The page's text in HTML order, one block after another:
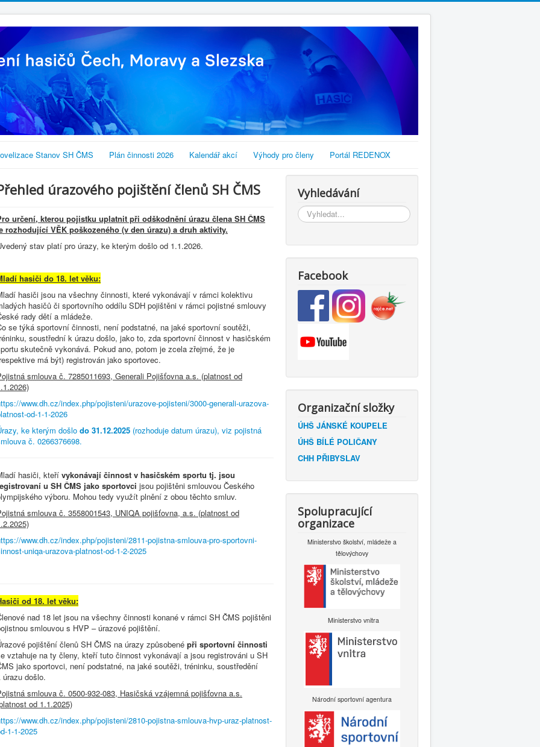
Stanov SH ČMS Plán činnosti 2026 Kalendář akcí Výhody pro členy Portál REDENOX
úrazového pojištění členů SH ČMS
určení, kterou pojistku uplatnit při odškodnění úrazu člena SH ČMS
rozhodující VĚK poškozeného (v den úrazu) a druh aktivity.
stav platí pro úrazy, ke kterým došlo od 1.1.2026.
hasiči do 18. let věku:
hasiči jsou na všechny činnosti, které vykonávají v rámci kolektivu
hasičů či sportovního oddílu SDH pojištěni v rámci pojistné smlouvy
rady dětí a mládeže.
se týká sportovní činnosti, není podstatné, na jaké sportovní soutěži,
soustřední k úrazu došlo, jako to, zda sportovní činnost v hasičském
skutečně vykonává. Pokud ano, potom je zcela zřejmé, že je
má být) registrován jako sportovec.
smlouva č. 7285011693, Generali Pojišťovna a.s. (platnost od
www.dh.cz/index.php/pojisteni/urazove-pojisteni/3000-generali-urazova-
od-1-1-2026
ke kterým došlo do 31.12.2025 (rozhoduje datum úrazu), viz pojistná
č. 0266376698.
hasiči, kteří vykonávají činnost v hasičském sportu tj. jsou
u SH ČMS jako sportovci jsou pojištěni smlouvou Českého
výboru. Mohou tedy využít plnění z obou těchto smluv.
smlouva č. 3558001543, UNIQA pojišťovna, a.s. (platnost od
www.dh.cz/index.php/pojisteni/2811-pojistna-smlouva-pro-sportovni-
uniqa-urazova-platnost-od-1-2-2025
od 18. let věku:
nad 18 let jsou na všechny činnosti konané v rámci SH ČMS pojištěni
smlouvou s HVP – úrazové pojištění.
pojištění členů SH ČMS na úrazy způsobené při sportovní činnosti
vztahuje na ty členy, kteří tuto činnost vykonávají a jsou registrováni u SH
jako sportovci, není podstatné, na jaké soutěži, tréninku, soustředění
úrazu došlo.
smlouva č. 0500-932-083, Hasičská vzájemná pojišťovna a.s.
od 1.1.2025)
www.dh.cz/index.php/pojisteni/2810-pojistna-smlouva-hvp-uraz-platnost-
1-1-2025
Vyhledávání
Vyhledávání...
Facebook
Organizační složky
ÚHŠ JÁNSKÉ KOUPELE
ÚHŠ BÍLÉ POLIČANY
CHH PŘIBYSLAV
Spolupracující
organizace
Ministerstvo školství, mládeže a
tělovýchovy
Ministerstvo vnitra
Národní sportovní agentura